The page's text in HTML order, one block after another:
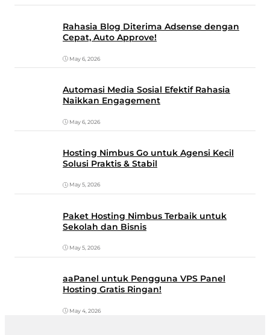
Rahasia Blog Diterima Adsense dengan
Cepat, Auto Approve!
May 6, 2026
Automasi Media Sosial Efektif Rahasia
Naikkan Engagement
May 6, 2026
Hosting Nimbus Go untuk Agensi Kecil
Solusi Praktis & Stabil
May 5, 2026
Paket Hosting Nimbus Terbaik untuk
Sekolah dan Bisnis
May 5, 2026
aaPanel untuk Pengguna VPS Panel
Hosting Gratis Ringan!
May 4, 2026